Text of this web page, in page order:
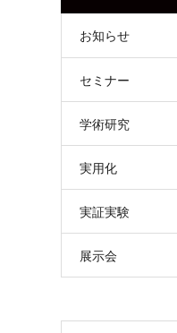
お知らせ
セミナー
学術研究
実用化
実証実験
展示会